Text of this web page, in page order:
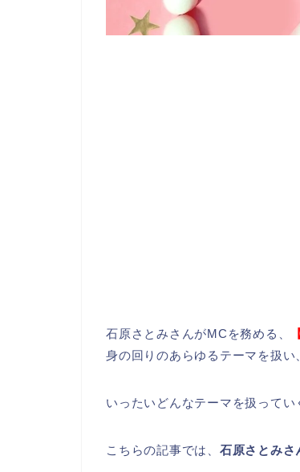
石原さとみさんがMCを務める、
身の回りのあらゆるテーマを扱
いったいどんなテーマを扱って
こちらの記事では、 石原さとみさ